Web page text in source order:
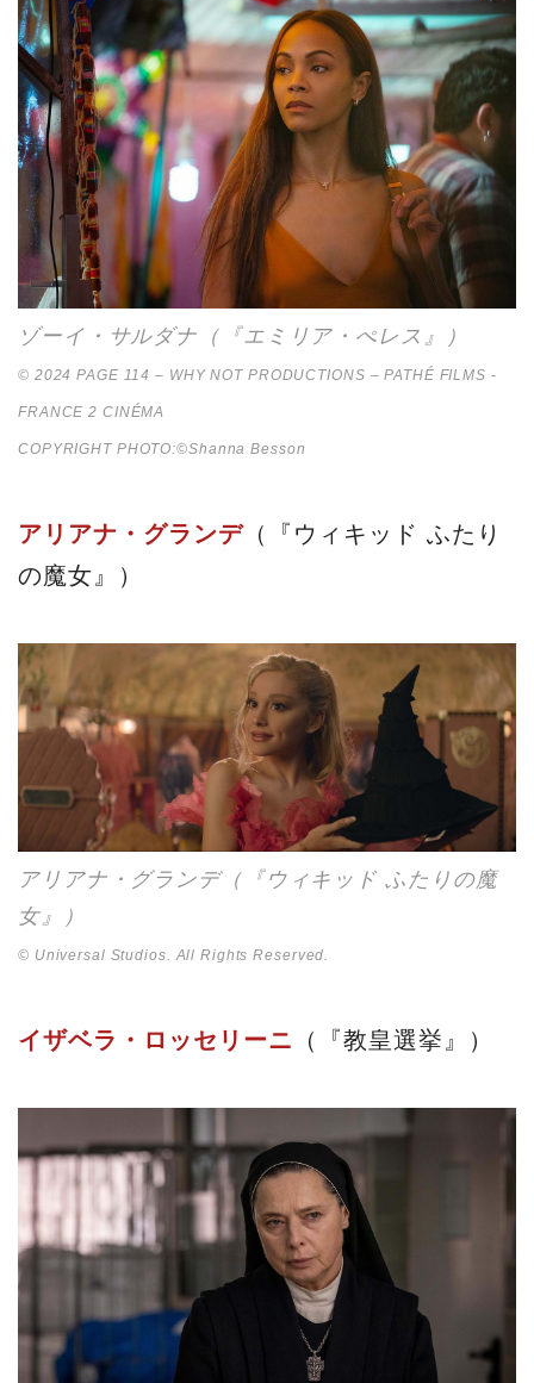
ゾーイ・サルダナ（『エミリア・ぺレス』）
© 2024 PAGE 114 – WHY NOT PRODUCTIONS – PATHÉ FILMS -
FRANCE 2 CINÉMA
COPYRIGHT PHOTO:©Shanna Besson
アリアナ・グランデ（『ウィキッド ふたり
の魔女』）
アリアナ・グランデ（『ウィキッド ふたりの魔
女』）
© Universal Studios. All Rights Reserved.
イザベラ・ロッセリーニ （『教皇選挙』）